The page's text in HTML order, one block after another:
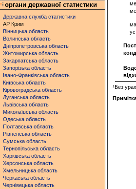
органи державної статистики
Державна служба статистики
АР Крим
Вінницька область
Волинська область
Дніпропетровська область
Житомирська область
Закарпатська область
Запорізька область
Івано-Франківська область
Київська область
Кіровоградська область
Луганська область
Львівська область
Миколаївська область
Одеська область
Полтавська область
Рівненська область
Сумська область
Тернопільська область
Харківська область
Херсонська область
Хмельницька область
Черкаська область
Чернівецька область
¹Без